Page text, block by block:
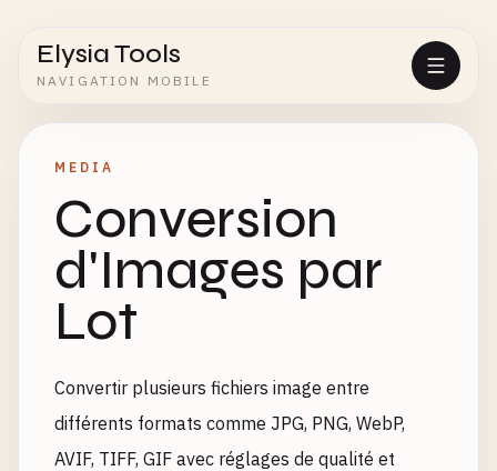
Elysia Tools
NAVIGATION MOBILE
MEDIA
Conversion
d'Images par
Lot
Convertir plusieurs fichiers image entre
différents formats comme JPG, PNG, WebP,
AVIF, TIFF, GIF avec réglages de qualité et